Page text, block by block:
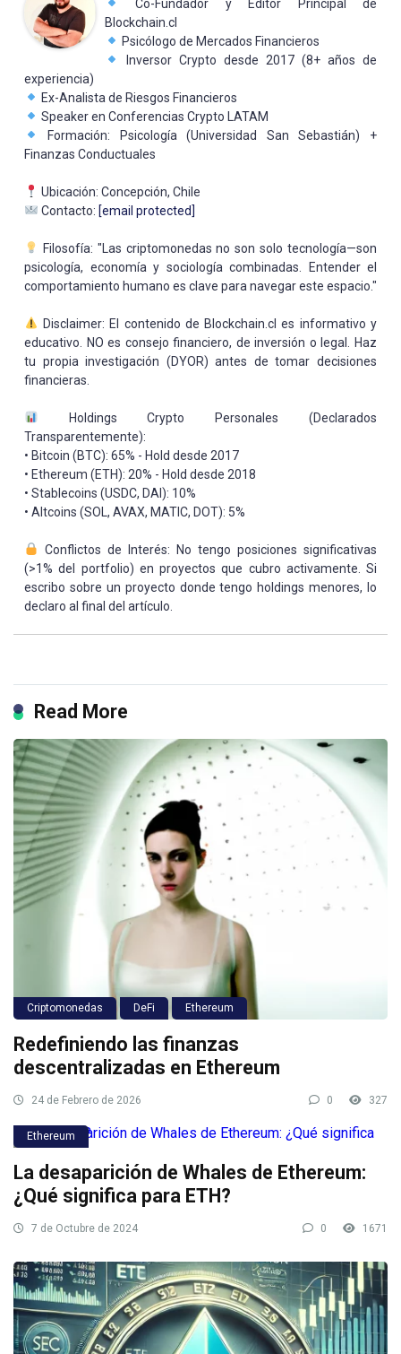
Co-Fundador y Editor Principal de
Blockchain.cl
Psicólogo de Mercados Financieros
Inversor Crypto desde 2017 (8+ años de
experiencia)
Ex-Analista de Riesgos Financieros
Speaker en Conferencias Crypto LATAM
Formación: Psicología (Universidad San Sebastián) +
Finanzas Conductuales
Ubicación: Concepción, Chile
Contacto: [email protected]
Filosofía: "Las criptomonedas no son solo tecnología—son
psicología, economía y sociología combinadas. Entender el
comportamiento humano es clave para navegar este espacio."
Disclaimer: El contenido de Blockchain.cl es informativo y
educativo. NO es consejo financiero, de inversión o legal. Haz
tu propia investigación (DYOR) antes de tomar decisiones
financieras.
Holdings Crypto Personales (Declarados
Transparentemente):
• Bitcoin (BTC): 65% - Hold desde 2017
• Ethereum (ETH): 20% - Hold desde 2018
• Stablecoins (USDC, DAI): 10%
• Altcoins (SOL, AVAX, MATIC, DOT): 5%
Conflictos de Interés: No tengo posiciones significativas
(>1% del portfolio) en proyectos que cubro activamente. Si
escribo sobre un proyecto donde tengo holdings menores, lo
declaro al final del artículo.
Read More
Criptomonedas DeFi Ethereum
Redefiniendo las finanzas
descentralizadas en Ethereum
24 de Febrero de 2026 0 327
Ethereum
La desaparición de Whales de Ethereum:
¿Qué significa para ETH?
7 de Octubre de 2024 0 1671